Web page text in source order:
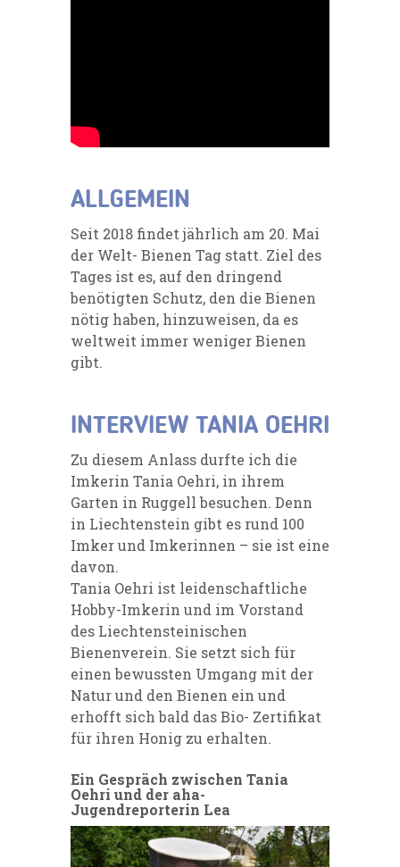
ALLGEMEIN
Seit 2018 findet jährlich am 20. Mai
der Welt- Bienen Tag statt. Ziel des
Tages ist es, auf den dringend
benötigten Schutz, den die Bienen
nötig haben, hinzuweisen, da es
weltweit immer weniger Bienen
gibt.
INTERVIEW TANIA OEHRI
Zu diesem Anlass durfte ich die
Imkerin Tania Oehri, in ihrem
Garten in Ruggell besuchen. Denn
in Liechtenstein gibt es rund 100
Imker und Imkerinnen – sie ist eine
davon.
Tania Oehri ist leidenschaftliche
Hobby-Imkerin und im Vorstand
des Liechtensteinischen
Bienenverein. Sie setzt sich für
einen bewussten Umgang mit der
Natur und den Bienen ein und
erhofft sich bald das Bio- Zertifikat
für ihren Honig zu erhalten.
Ein Gespräch zwischen Tania
Oehri und der aha-
Jugendreporterin Lea